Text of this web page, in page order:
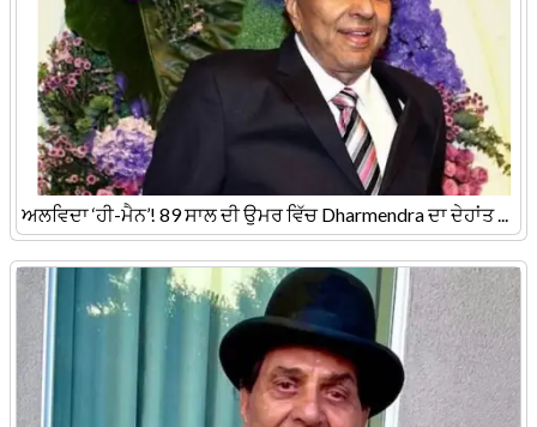
ਅਲਵਿਦਾ ‘ਹੀ-ਮੈਨ’! 89 ਸਾਲ ਦੀ ਉਮਰ ਵਿੱਚ Dharmendra ਦਾ ਦੇਹਾਂਤ ...